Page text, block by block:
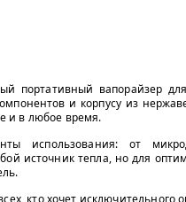
портативный вапорайзер
и корпусу из
и в любое время.
использования: от
источник тепла, но для
кто хочет исключительного